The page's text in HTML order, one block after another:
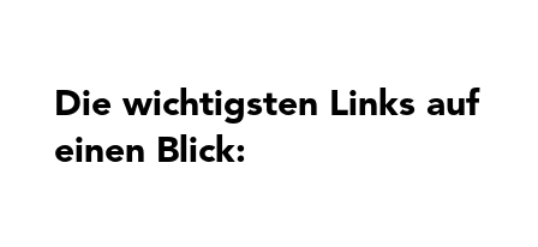
Die wichtigsten Links auf
einen Blick: